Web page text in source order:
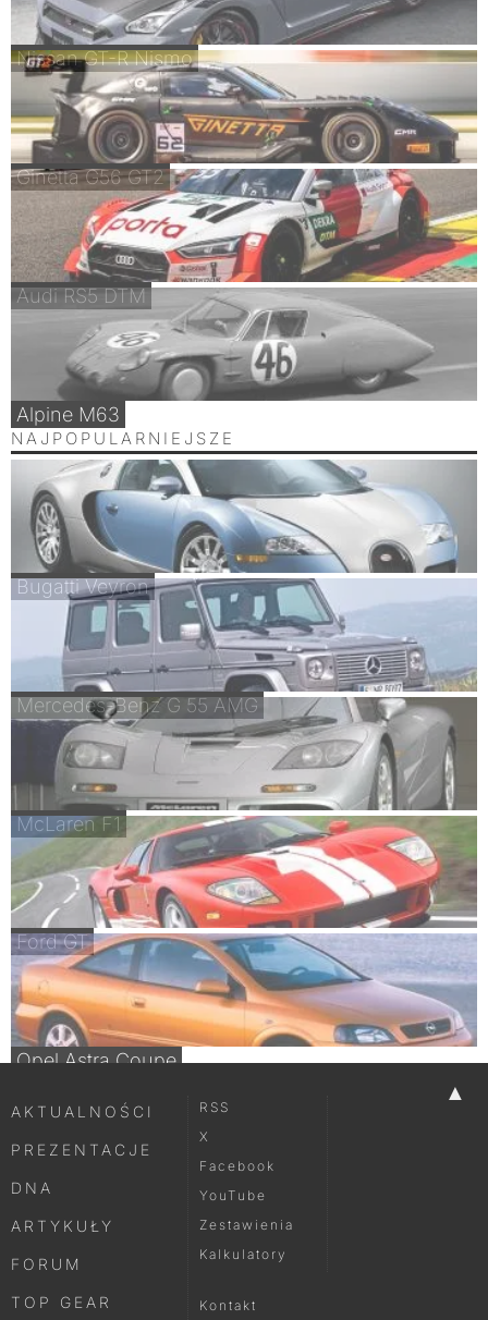
Nissan GT-R Nismo
Ginetta G56 GT2
Audi RS5 DTM
Alpine M63
NAJPOPULARNIEJSZE
Bugatti Veyron
Mercedes-Benz G 55 AMG
McLaren F1
Ford GT
Opel Astra Coupe
▲
AKTUALNOŚCI
PREZENTACJE
DNA
ARTYKUŁY
FORUM
TOP GEAR
RSS
X
Facebook
YouTube
Zestawienia
Kalkulatory
Kontakt